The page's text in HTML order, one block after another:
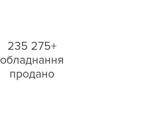
235 275+
обладнання
продано